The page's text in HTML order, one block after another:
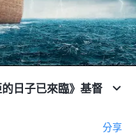
日子已來臨》基督
分享